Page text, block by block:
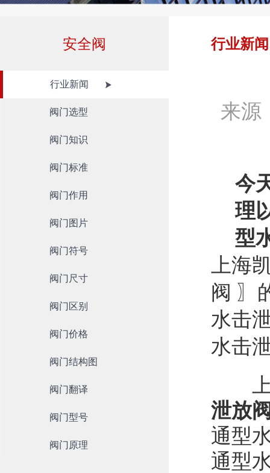
安全阀
行业新闻
阀门选型
阀门知识
阀门标准
阀门作用
阀门图片
阀门符号
阀门尺寸
阀门区别
阀门价格
阀门结构图
阀门翻译
阀门型号
阀门原理
行业新闻
来源
今
理
型
上海
阀 〗
水击
水击
上
泄放
通型
通型